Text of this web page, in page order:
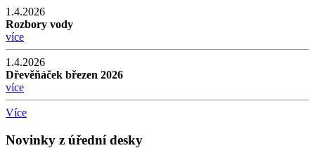
1.4.2026
Rozbory vody
více
1.4.2026
Dřevěňáček březen 2026
více
Více
Novinky z úřední desky